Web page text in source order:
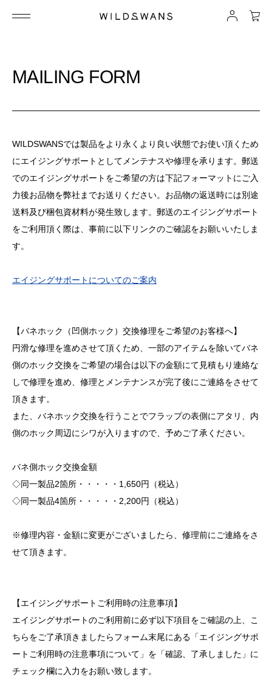
MAILING FORM
WILDSWANSでは製品をより永くより良い状態でお使い頂くため
にエイジングサポートとしてメンテナスや修理を承ります。郵送
でのエイジングサポートをご希望の方は下記フォーマットにご入
力後お品物を弊社までお送りください。お品物の返送時には別途
送料及び梱包資材料が発生致します。郵送のエイジングサポート
をご利用頂く際は、事前に以下リンクのご確認をお願いいたしま
す。
エイジングサポートについてのご案内
【バネホック（凹側ホック）交換修理をご希望のお客様へ】
円滑な修理を進めさせて頂くため、一部のアイテムを除いてバネ
側のホック交換をご希望の場合は以下の金額にて見積もり連絡な
しで修理を進め、修理とメンテナンスが完了後にご連絡をさせて
頂きます。
また、バネホック交換を行うことでフラップの表側にアタリ、内
側のホック周辺にシワが入りますので、予めご了承ください。
バネ側ホック交換金額
◇同一製品2箇所・・・・・1,650円（税込）
◇同一製品4箇所・・・・・2,200円（税込）
※修理内容・金額に変更がございましたら、修理前にご連絡をさ
せて頂きます。
【エイジングサポートご利用時の注意事項】
エイジングサポートのご利用前に必ず以下項目をご確認の上、こ
ちらをご了承頂きましたらフォーム末尾にある「エイジングサポ
ートご利用時の注意事項について」を「確認、了承しました」に
チェック欄に入力をお願い致します。